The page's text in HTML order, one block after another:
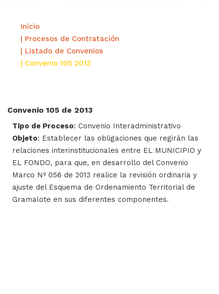
Inicio
| Procesos de Contratación
| Listado de Convenios
| Convenio 105 2013
Convenio 105 de 2013
Tipo de Proceso: Convenio Interadministrativo
Objeto: Establecer las obligaciones que regirán las
relaciones interinstitucionales entre EL MUNICIPIO y
EL FONDO, para que, en desarrollo del Convenio
Marco Nº 056 de 2013 realice la revisión ordinaria y
ajuste del Esquema de Ordenamiento Territorial de
Gramalote en sus diferentes componentes.